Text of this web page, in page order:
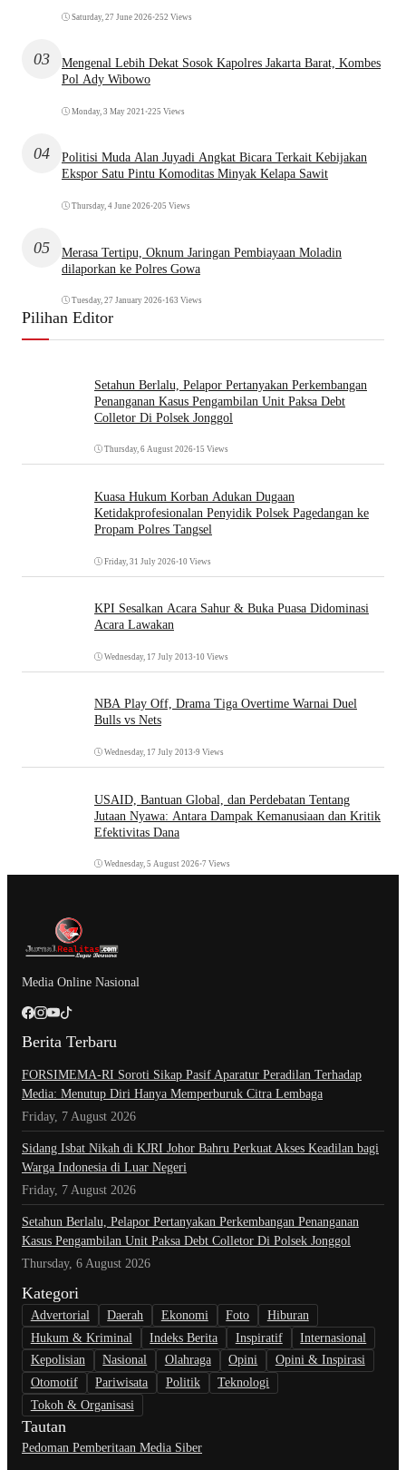
Saturday, 27 June 2026•252 Views
03
Mengenal Lebih Dekat Sosok Kapolres Jakarta Barat, Kombes
Pol Ady Wibowo
Monday, 3 May 2021 •225 Views
04
Politisi Muda Alan Juyadi Angkat Bicara Terkait Kebijakan
Ekspor Satu Pintu Komoditas Minyak Kelapa Sawit
Thursday, 4 June 2026•205 Views
05
Merasa Tertipu, Oknum Jaringan Pembiayaan Moladin
dilaporkan ke Polres Gowa
Tuesday, 27 January 2026•163 Views
Pilihan Editor
Setahun Berlalu, Pelapor Pertanyakan Perkembangan
Penanganan Kasus Pengambilan Unit Paksa Debt
Colletor Di Polsek Jonggol
Thursday, 6 August 2026•15 Views
Kuasa Hukum Korban Adukan Dugaan
Ketidakprofesionalan Penyidik Polsek Pagedangan ke
Propam Polres Tangsel
Friday, 31 July 2026•10 Views
KPI Sesalkan Acara Sahur & Buka Puasa Didominasi
Acara Lawakan
Wednesday, 17 July 2013 •10 Views
NBA Play Off, Drama Tiga Overtime Warnai Duel
Bulls vs Nets
Wednesday, 17 July 2013 •9 Views
USAID, Bantuan Global, dan Perdebatan Tentang
Jutaan Nyawa: Antara Dampak Kemanusiaan dan Kritik
Efektivitas Dana
Wednesday, 5 August 2026•7 Views
Media Online Nasional
Berita Terbaru
​FORSIMEMA-RI Soroti Sikap Pasif Aparatur Peradilan Terhadap
Media: Menutup Diri Hanya Memperburuk Citra Lembaga
Friday, 7 August 2026
Sidang Isbat Nikah di KJRI Johor Bahru Perkuat Akses Keadilan bagi
Warga Indonesia di Luar Negeri
Friday, 7 August 2026
Setahun Berlalu, Pelapor Pertanyakan Perkembangan Penanganan
Kasus Pengambilan Unit Paksa Debt Colletor Di Polsek Jonggol
Thursday, 6 August 2026
Kategori
Advertorial Daerah Ekonomi Foto
Hiburan
Hukum & Kriminal
Indeks Berita Inspiratif
Internasional
Kepolisian
Nasional Olahraga Opini
Opini & Inspirasi
Otomotif
Pariwisata Politik
Teknologi
Tokoh & Organisasi
Tautan
Pedoman Pemberitaan Media Siber